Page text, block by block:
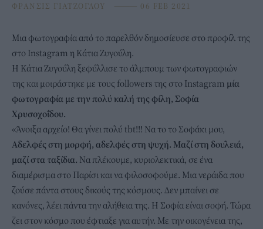
ΦΡΑΝΣΙΣ ΓΙΑΤΖΟΓΛΟΥ ⸻ 06 FEB 2021
Μια φωτογραφία από το παρελθόν δημοσίευσε στο προφίλ της
στο Instagram η Κάτια Ζυγούλη.
Η Κάτια Ζυγούλη ξεφύλλισε το άλμπουμ των φωτογραφιών
της και μοιράστηκε με τους followers της στο Instagram μία
φωτογραφία με την πολύ καλή της φίλη, Σοφία
Χρυσοχοΐδου.
«Άνοιξα αρχείο! Θα γίνει πολύ tbt!!! Να το το Σοφάκι μου,
Αδελφές στη μορφή, αδελφές στη ψυχή. Μαζί στη δουλειά,
μαζί στα ταξίδια. Να πλέκουμε, κυριολεκτικά, σε ένα
διαμέρισμα στο Παρίσι και να φιλοσοφούμε. Μια νεράιδα που
ζούσε πάντα στους δικούς της κόσμους. Δεν μπαίνει σε
κανόνες, λέει πάντα την αλήθεια της. Η Σοφία είναι σοφή. Τώρα
ζει στον κόσμο που έφτιαξε για αυτήν. Με την οικογένεια της,